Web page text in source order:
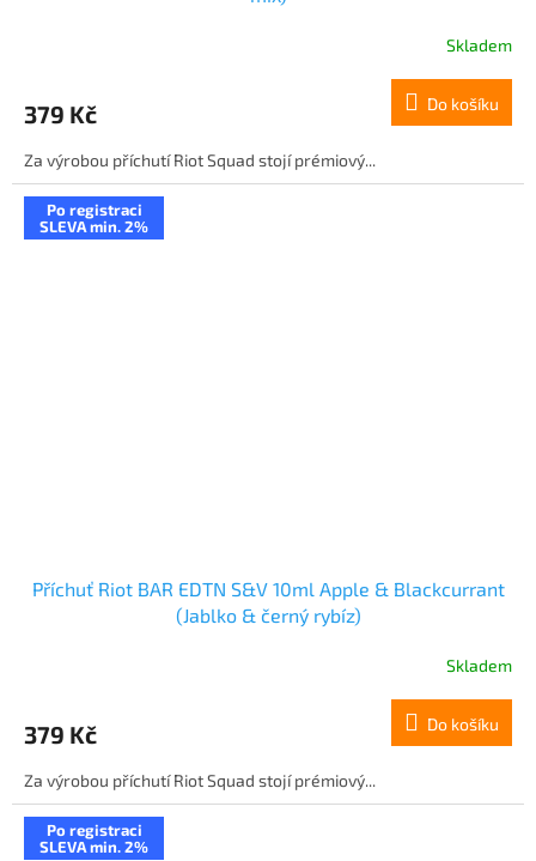
Skladem
379 Kč Do košíku
Za výrobou příchutí Riot Squad stojí prémiový...
Po registraci
SLEVA min. 2%
Příchuť Riot BAR EDTN S&V 10ml Apple & Blackcurrant
(Jablko & černý rybíz)
Skladem
379 Kč Do košíku
Za výrobou příchutí Riot Squad stojí prémiový...
Po registraci
SLEVA min. 2%